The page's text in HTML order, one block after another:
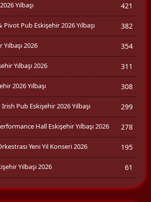
Yılbaşı 421
Pub Eskişehir 2026 Yılbaşı 382
2026 354
Yılbaşı 2026 311
2026 Yılbaşı 308
Pub Eskişehir 2026 Yılbaşı 299
Hall Eskişehir Yılbaşı 2026 278
Yeni Yıl Konseri 2026 195
Yılbaşı 2026 61